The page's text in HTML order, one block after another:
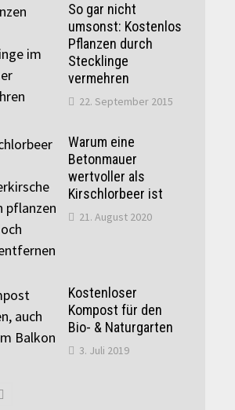
So gar nicht
umsonst: Kostenlos
Pflanzen durch
Stecklinge
vermehren
22. September 2015
Warum eine
Betonmauer
wertvoller als
Kirschlorbeer ist
21. August 2020
Kostenloser
Kompost für den
Bio- & Naturgarten
3. Juli 2019